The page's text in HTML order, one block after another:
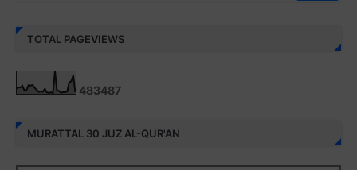
TOTAL PAGEVIEWS
483487
MURATTAL 30 JUZ AL-QUR'AN